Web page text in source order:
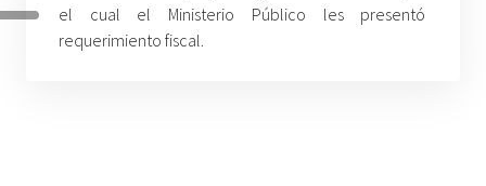
el cual el Ministerio Público les presentó
requerimiento fiscal.